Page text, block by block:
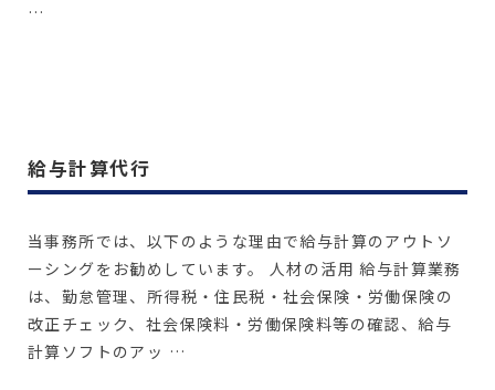
…
給与計算代行
当事務所では、以下のような理由で給与計算のアウトソ
ーシングをお勧めしています。 人材の活用 給与計算業務
は、勤怠管理、所得税・住民税・社会保険・労働保険の
改正チェック、社会保険料・労働保険料等の確認、給与
計算ソフトのアッ …